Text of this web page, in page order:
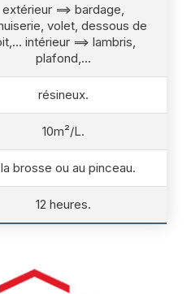
extérieur ==> bardage,
volet, dessous de
intérieur ==> lambris,
plafond,...
résineux.
10m²/L.
brosse ou au pinceau.
12 heures.